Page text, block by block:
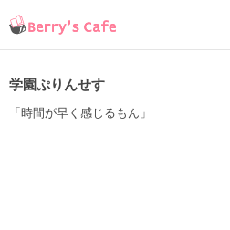
学園ぷりんせす
「時間が早く感じるもん」